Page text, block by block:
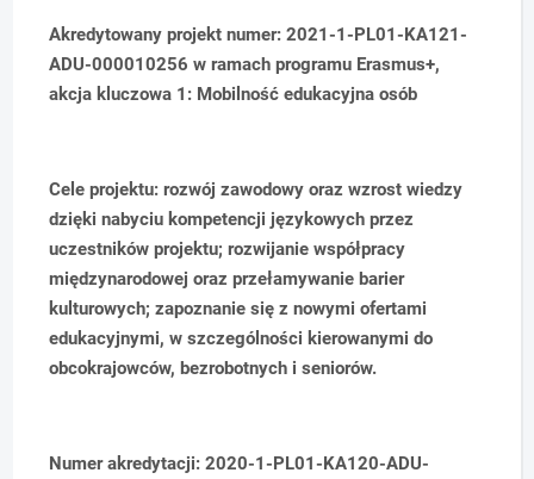
Akredytowany projekt numer: 2021-1-PL01-KA121-
ADU-000010256 w ramach programu Erasmus+,
akcja kluczowa 1: Mobilność edukacyjna osób
Cele projektu: rozwój zawodowy oraz wzrost wiedzy
dzięki nabyciu kompetencji językowych przez
uczestników projektu; rozwijanie współpracy
międzynarodowej oraz przełamywanie barier
kulturowych; zapoznanie się z nowymi ofertami
edukacyjnymi, w szczególności kierowanymi do
obcokrajowców, bezrobotnych i seniorów.
Numer akredytacji: 2020-1-PL01-KA120-ADU-